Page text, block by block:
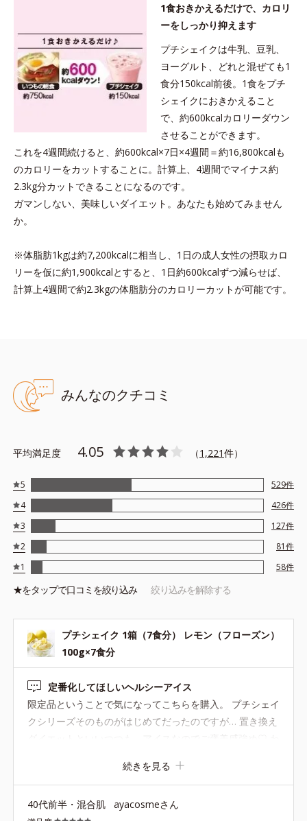
1食おきかえるだけで、カロリ
ーをしっかり抑えます
プチシェイクは牛乳、豆乳、
ヨーグルト、どれと混ぜても1
食分150kcal前後。1食をプチ
シェイクにおきかえること
で、約600kcalカロリーダウン
させることができます。
これを4週間続けると、約600kcal×7日×4週間＝約16,800kcalも
のカロリーをカットすることに。計算上、4週間でマイナス約
2.3kg分カットできることになるのです。
ガマンしない、美味しいダイエット。あなたも始めてみません
か。
※体脂肪1kgは約7,200kcalに相当し、1日の成人女性の摂取カロ
リーを仮に約1,900kcalとすると、1日約600kcalずつ減らせば、
計算上4週間で約2.3kgの体脂肪分のカロリーカットが可能です。
みんなのクチコミ
平均満足度 4.05 （1,221件）
5 529件
4
426件
3
127件
2
81件
1
58件
★をタップで口コミを絞り込み 絞り込みを解除する
プチシェイク 1箱（7食分） レモン（フローズン）
100g×7食分
定番化してほしいヘルシーアイス
限定品ということで気になってこちらを購入。 プチシェイ
クシリーズそのものがはじめてだったのですが… 置き換え
を食べながらしっかりと空腹感を抑えてくれてる気がしま
す。 爽やかなレモン味もとっても美味しいので、年中食べ
たいです。定番化希望♡
続きを見る
40代前半・混合肌 ayacosmeさん